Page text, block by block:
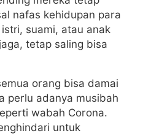
nafas kehidupan para
suami, atau anak
tetap saling bisa
orang bisa damai
perlu adanya musibah
wabah Corona.
untuk